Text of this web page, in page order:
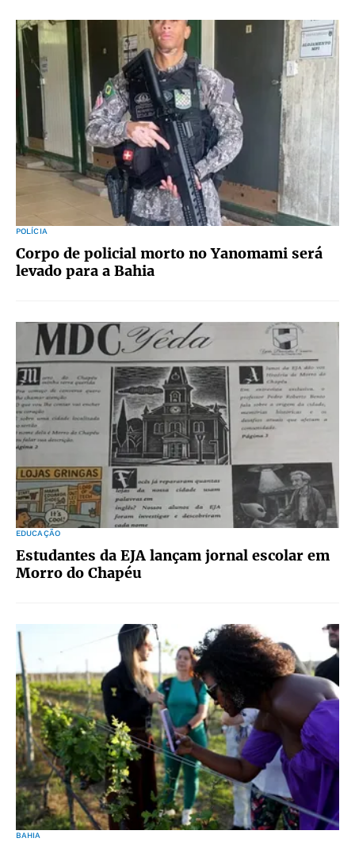
POLÍCIA
Corpo de policial morto no Yanomami será
levado para a Bahia
EDUCAÇÃO
Estudantes da EJA lançam jornal escolar em
Morro do Chapéu
BAHIA